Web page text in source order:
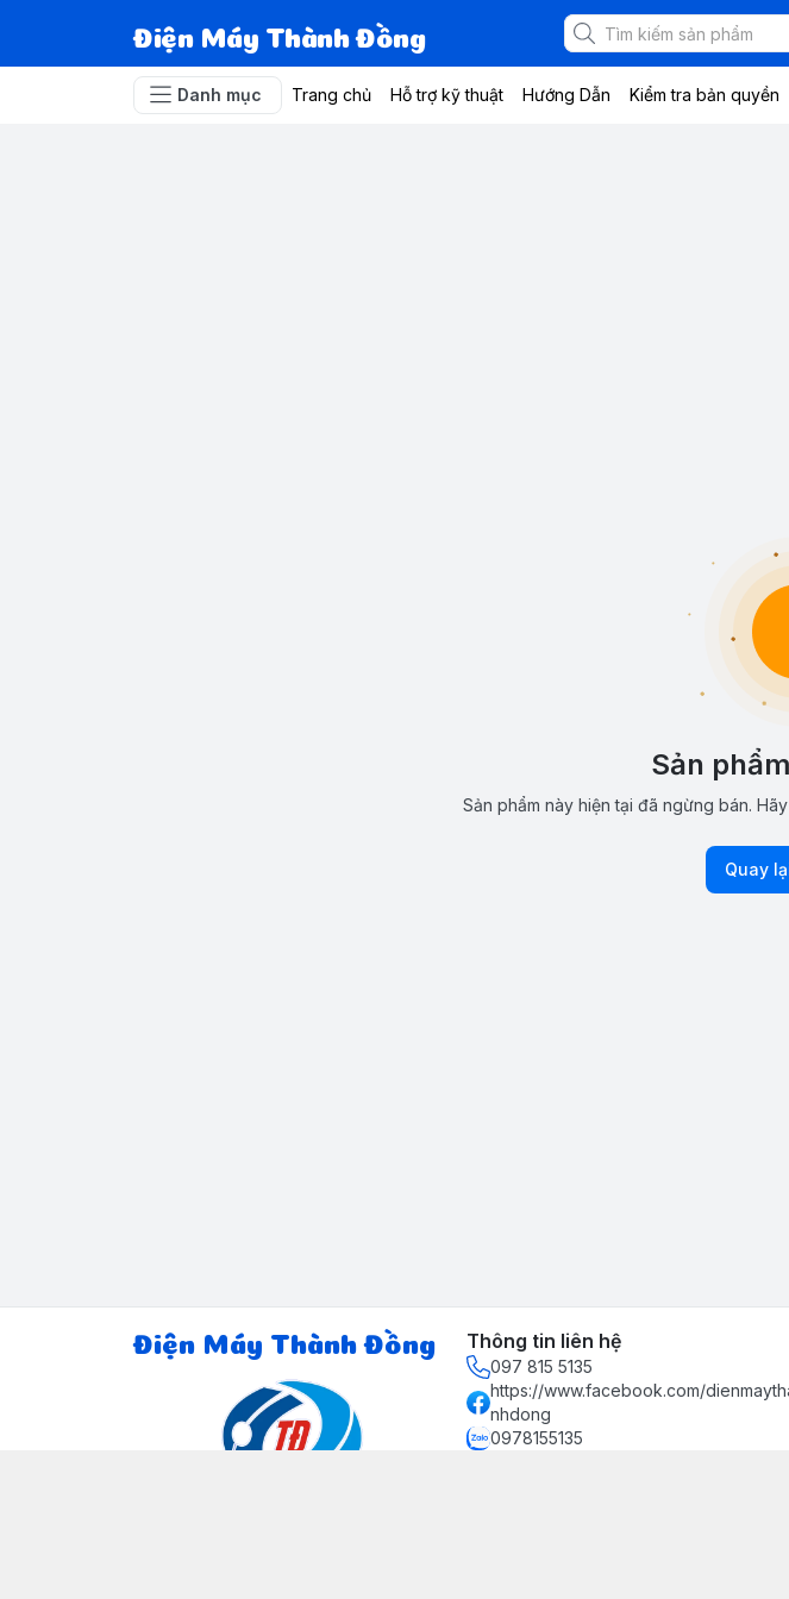
Điện Máy Thành Đồng
Danh mục Trang chủ Hỗ trợ kỹ thuật Hướng Dẫn Kiểm tra bản quyền
Sản
Sản phẩm này hiện tại đã ngừng bán.
Quay
Điện Máy Thành Đồng Thông tin liên hệ
097 815 5135
https://www.facebook.com/
nhdong
0978155135